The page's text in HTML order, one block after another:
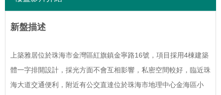
新盤描述
上築雅居位於珠海市金灣區紅旗鎮金寧路16號，項目採用4棟建築
體一字排開設計，採光方面不會互相影響，私密空間較好，臨近珠
海大道交通便利，附近有公交直達位於珠海市地理中心金海區小